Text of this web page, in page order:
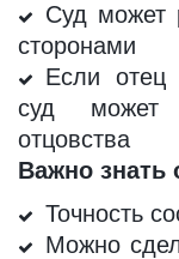
Суд может
сторонами
Если отец
суд может
отцовства
Важно знать
Точность
Можно